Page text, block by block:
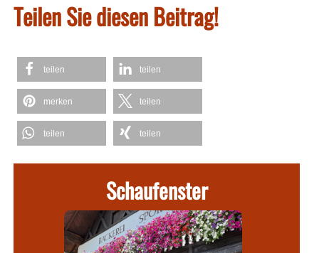
Teilen Sie diesen Beitrag!
teilen teilen
merken teilen
teilen teilen
Schaufenster